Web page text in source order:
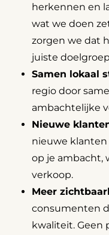
herkennen en
wat we doen
zorgen we dat
juiste
Samen lokaal
regio door
ambachtelijke
Nieuwe
nieuwe klanten
op je ambacht,
verkoop.
Meer
consumenten
kwaliteit. Geen